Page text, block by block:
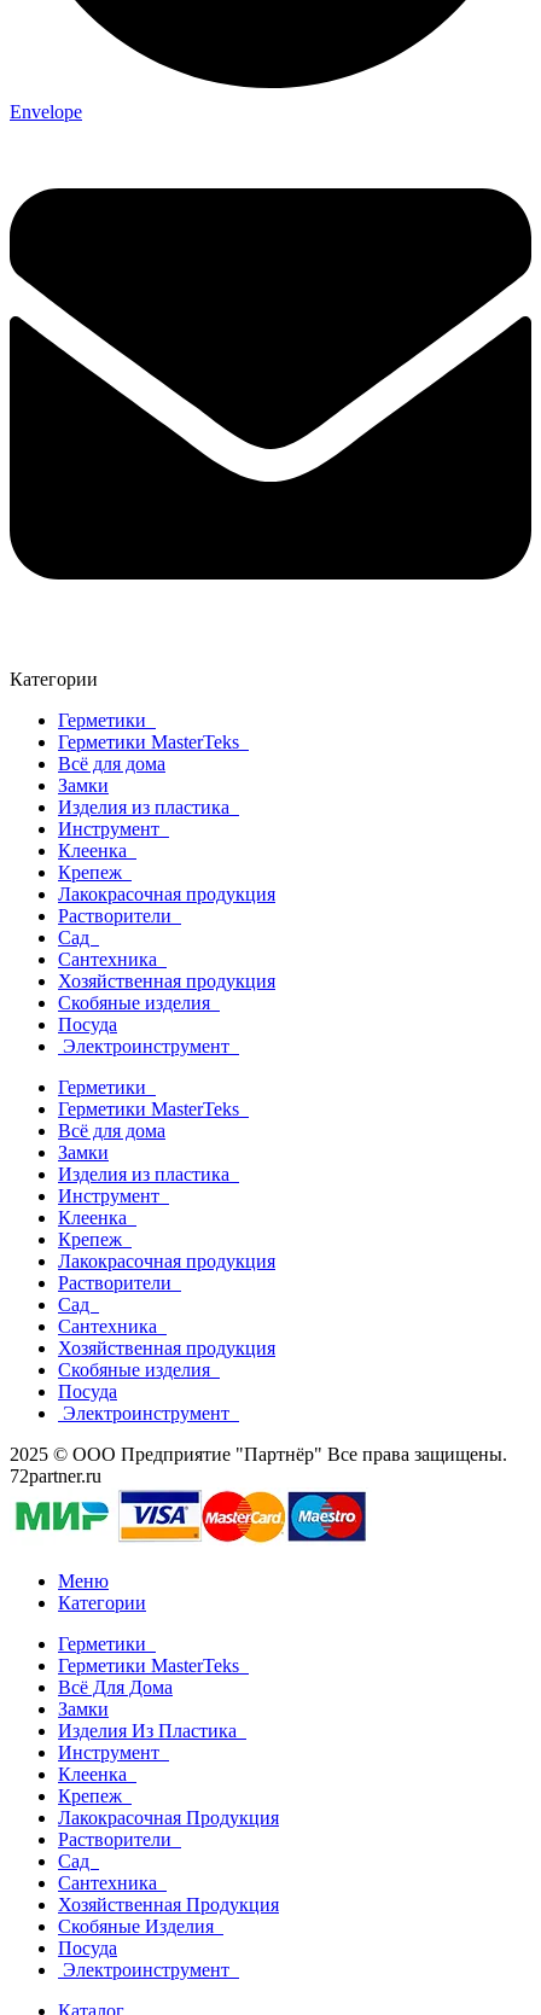
Envelope
Категории
Герметики
Герметики MasterTeks
Всё для дома
Замки
Изделия из пластика
Инструмент
Клеенка
Крепеж
Лакокрасочная продукция
Растворители
Сад
Сантехника
Хозяйственная продукция
Скобяные изделия
Посуда
Электроинструмент
Герметики
Герметики MasterTeks
Всё для дома
Замки
Изделия из пластика
Инструмент
Клеенка
Крепеж
Лакокрасочная продукция
Растворители
Сад
Сантехника
Хозяйственная продукция
Скобяные изделия
Посуда
Электроинструмент
2025 © ООО Предприятие "Партнёр" Все права защищены.
72partner.ru
Меню
Категории
Герметики
Герметики MasterTeks
Всё Для Дома
Замки
Изделия Из Пластика
Инструмент
Клеенка
Крепеж
Лакокрасочная Продукция
Растворители
Сад
Сантехника
Хозяйственная Продукция
Скобяные Изделия
Посуда
Электроинструмент
Каталог